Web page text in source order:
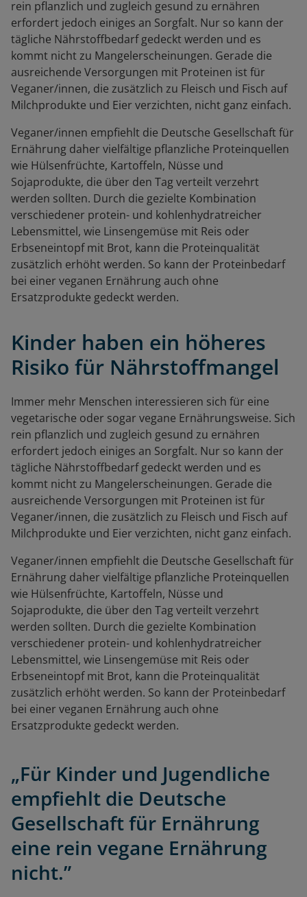
rein pflanzlich und zugleich gesund zu ernähren
erfordert jedoch einiges an Sorgfalt. Nur so kann der
tägliche Nährstoffbedarf gedeckt werden und es
kommt nicht zu Mangelerscheinungen. Gerade die
ausreichende Versorgungen mit Proteinen ist für
Veganer/innen, die zusätzlich zu Fleisch und Fisch auf
Milchprodukte und Eier verzichten, nicht ganz einfach.
Veganer/innen empfiehlt die Deutsche Gesellschaft für
Ernährung daher vielfältige pflanzliche Proteinquellen
wie Hülsenfrüchte, Kartoffeln, Nüsse und
Sojaprodukte, die über den Tag verteilt verzehrt
werden sollten. Durch die gezielte Kombination
verschiedener protein- und kohlenhydratreicher
Lebensmittel, wie Linsengemüse mit Reis oder
Erbseneintopf mit Brot, kann die Proteinqualität
zusätzlich erhöht werden. So kann der Proteinbedarf
bei einer veganen Ernährung auch ohne
Ersatzprodukte gedeckt werden.
Kinder haben ein höheres
Risiko für Nährstoffmangel
Immer mehr Menschen interessieren sich für eine
vegetarische oder sogar vegane Ernährungsweise. Sich
rein pflanzlich und zugleich gesund zu ernähren
erfordert jedoch einiges an Sorgfalt. Nur so kann der
tägliche Nährstoffbedarf gedeckt werden und es
kommt nicht zu Mangelerscheinungen. Gerade die
ausreichende Versorgungen mit Proteinen ist für
Veganer/innen, die zusätzlich zu Fleisch und Fisch auf
Milchprodukte und Eier verzichten, nicht ganz einfach.
Veganer/innen empfiehlt die Deutsche Gesellschaft für
Ernährung daher vielfältige pflanzliche Proteinquellen
wie Hülsenfrüchte, Kartoffeln, Nüsse und
Sojaprodukte, die über den Tag verteilt verzehrt
werden sollten. Durch die gezielte Kombination
verschiedener protein- und kohlenhydratreicher
Lebensmittel, wie Linsengemüse mit Reis oder
Erbseneintopf mit Brot, kann die Proteinqualität
zusätzlich erhöht werden. So kann der Proteinbedarf
bei einer veganen Ernährung auch ohne
Ersatzprodukte gedeckt werden.
„Für Kinder und Jugendliche
empfiehlt die Deutsche
Gesellschaft für Ernährung
eine rein vegane Ernährung
nicht.”